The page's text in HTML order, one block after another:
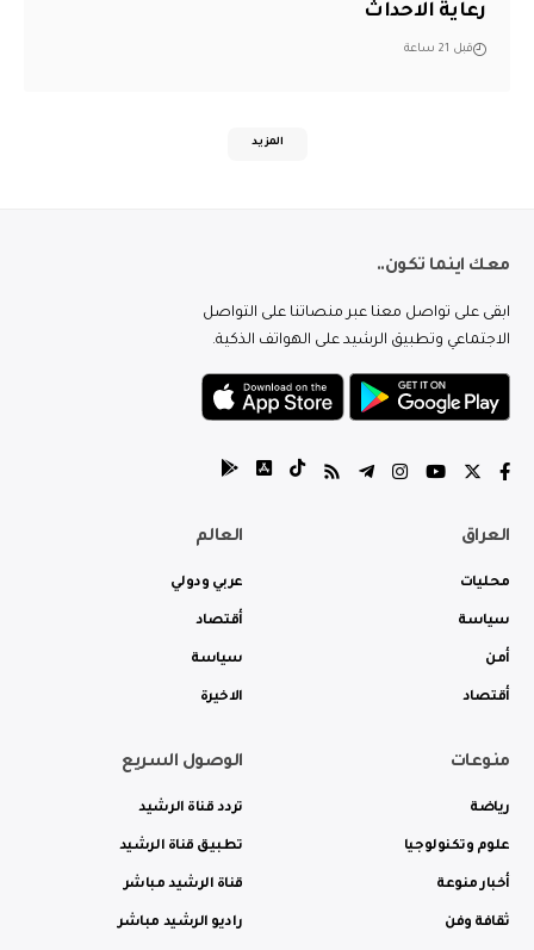
رعاية الاحداث
قبل 21 ساعة
المزيد
معك اينما تكون..
ابقى على تواصل معنا عبر منصاتنا على التواصل
الاجتماعي وتطبيق الرشيد على الهواتف الذكية.
العراق
محليات
سياسة
أمن
أقتصاد
العالم
عربي ودولي
أقتصاد
سياسة
الاخيرة
منوعات
رياضة
علوم وتكنولوجيا
أخبار منوعة
ثقافة وفن
الوصول السريع
تردد قناة الرشيد
تطبيق قناة الرشيد
قناة الرشيد مباشر
راديو الرشيد مباشر